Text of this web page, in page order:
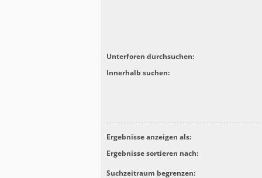
Unterforen durchsuchen:
Innerhalb suchen:
Ergebnisse anzeigen als:
Ergebnisse sortieren nach:
Suchzeitraum begrenzen: